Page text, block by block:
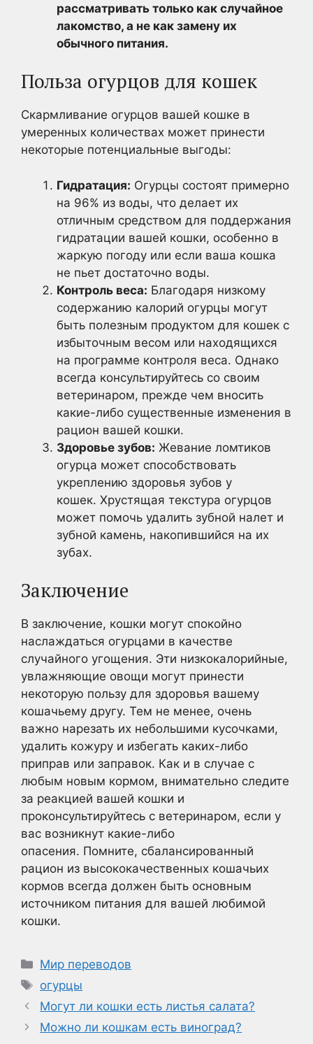
рассматривать только как случайное
лакомство, а не как замену их
обычного питания.
Польза огурцов для кошек
Скармливание огурцов вашей кошке в
умеренных количествах может принести
некоторые потенциальные выгоды:
Гидратация: Огурцы состоят примерно
на 96% из воды, что делает их
отличным средством для поддержания
гидратации вашей кошки, особенно в
жаркую погоду или если ваша кошка
не пьет достаточно воды.
Контроль веса: Благодаря низкому
содержанию калорий огурцы могут
быть полезным продуктом для кошек с
избыточным весом или находящихся
на программе контроля веса. Однако
всегда консультируйтесь со своим
ветеринаром, прежде чем вносить
какие-либо существенные изменения в
рацион вашей кошки.
Здоровье зубов: Жевание ломтиков
огурца может способствовать
укреплению здоровья зубов у
кошек. Хрустящая текстура огурцов
может помочь удалить зубной налет и
зубной камень, накопившийся на их
зубах.
Заключение
В заключение, кошки могут спокойно
наслаждаться огурцами в качестве
случайного угощения. Эти низкокалорийные,
увлажняющие овощи могут принести
некоторую пользу для здоровья вашему
кошачьему другу. Тем не менее, очень
важно нарезать их небольшими кусочками,
удалить кожуру и избегать каких-либо
приправ или заправок. Как и в случае с
любым новым кормом, внимательно следите
за реакцией вашей кошки и
проконсультируйтесь с ветеринаром, если у
вас возникнут какие-либо
опасения. Помните, сбалансированный
рацион из высококачественных кошачьих
кормов всегда должен быть основным
источником питания для вашей любимой
кошки.
Рубрики
Мир переводов
Метки
огурцы
Могут ли кошки есть листья салата?
Можно ли кошкам есть виноград?